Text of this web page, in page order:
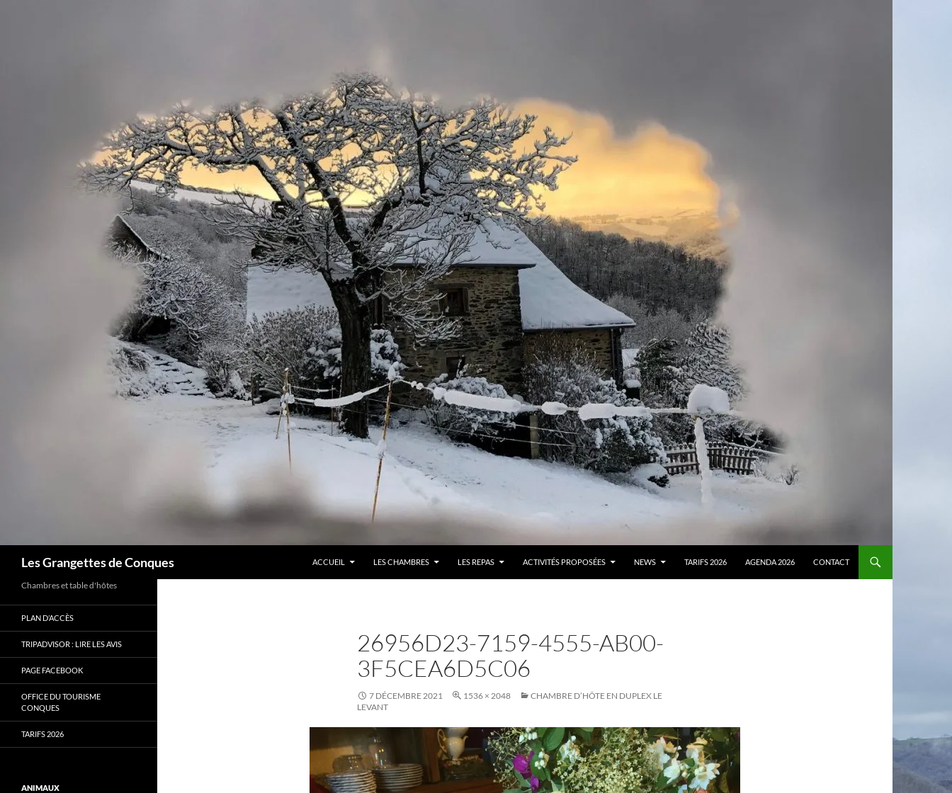
Les Grangettes de Conques
ACCUEIL
LES CHAMBRES LES REPAS ACTIVITÉS PROPOSÉES NEWS TARIFS 2026 AGENDA 2026 CONTACT
26956D23-7159-4555-AB00-
3F5CEA6D5C06
7 DÉCEMBRE 2021 1536 × 2048
CHAMBRE D’HÔTE EN DUPLEX LE
LEVANT
Chambres et table d'hôtes
PLAN D’ACCÈS
TRIPADVISOR : LIRE LES AVIS
PAGE FACEBOOK
OFFICE DU TOURISME
CONQUES
TARIFS 2026
ANIMAUX